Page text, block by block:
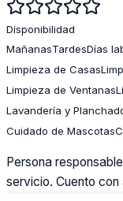
Disponibilidad
MañanasTardesDías
Limpieza de Casas
Limpieza de Ventanas
Lavandería y
Cuidado de Mascotas
Persona
servicio. Cuento con